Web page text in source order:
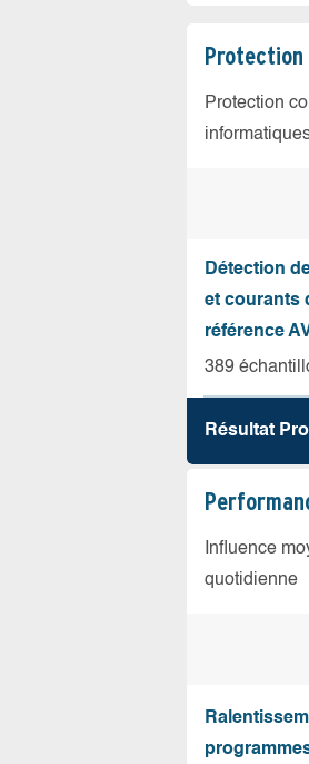
Protection
Protection
Détection
et courants
référence
389
Résultat
Influence
quotidienne